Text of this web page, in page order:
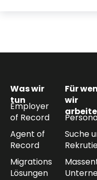
Was wir
tun
Employer
of Record
Agent of
Record
Migrations
Lösungen
Für wen
wir
Suche